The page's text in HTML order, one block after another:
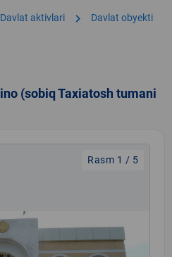
Davlat aktivlari chevron_right Davlat obyekti
(sobiq Taxiatosh tumani
Rasm 1 / 5